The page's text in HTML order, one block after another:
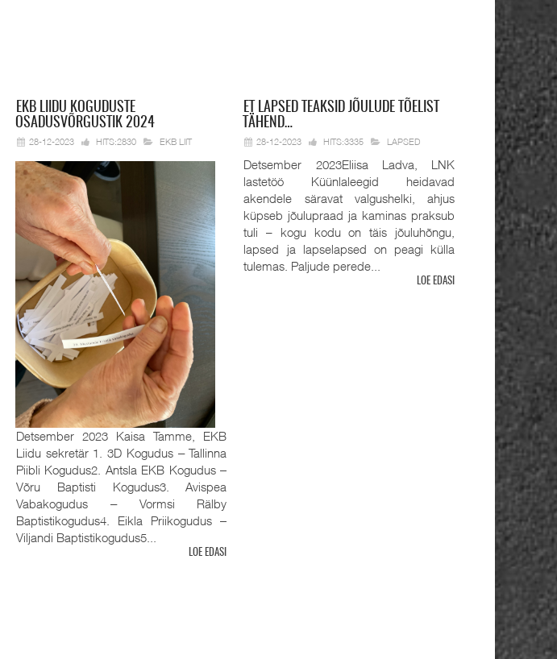
EKBLIIDU KOGUDUSTE
OSADUSVÕRGUSTIK 2024
28-12-2023 HITS:2830 EKB LIIT
Detsember 2023 Kaisa Tamme, EKB
Liidu sekretär 1. 3D Kogudus ‒ Tallinna
Piibli Kogudus2. Antsla EKB Kogudus ‒
Võru Baptisti Kogudus3. Avispea
Vabakogudus ‒ Vormsi Rälby
Baptistikogudus4. Eikla Priikogudus ‒
Viljandi Baptistikogudus5...
LOE EDASI
ET
LAPSED TEAKSID JÕULUDE TÕELIST
TÄHEND…
28-12-2023 HITS:3335 LAPSED
Detsember 2023Eliisa Ladva, LNK
lastetöö Küünlaleegid heidavad
akendele säravat valgushelki, ahjus
küpseb jõulupraad ja kaminas praksub
tuli – kogu kodu on täis jõuluhõngu,
lapsed ja lapselapsed on peagi külla
tulemas. Paljude perede...
LOE EDASI